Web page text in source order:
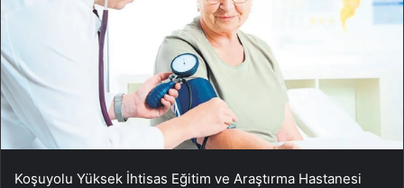
Koşuyolu Yüksek İhtisas Eğitim ve Araştırma Hastanesi